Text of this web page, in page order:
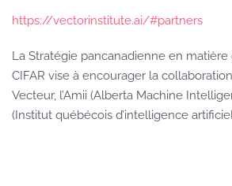
https://vectorinstitute.ai/#partners
La Stratégie pancanadienne en matière
CIFAR vise à encourager la
Vecteur, l’Amii (Alberta Machine
(Institut québécois d’intelligence